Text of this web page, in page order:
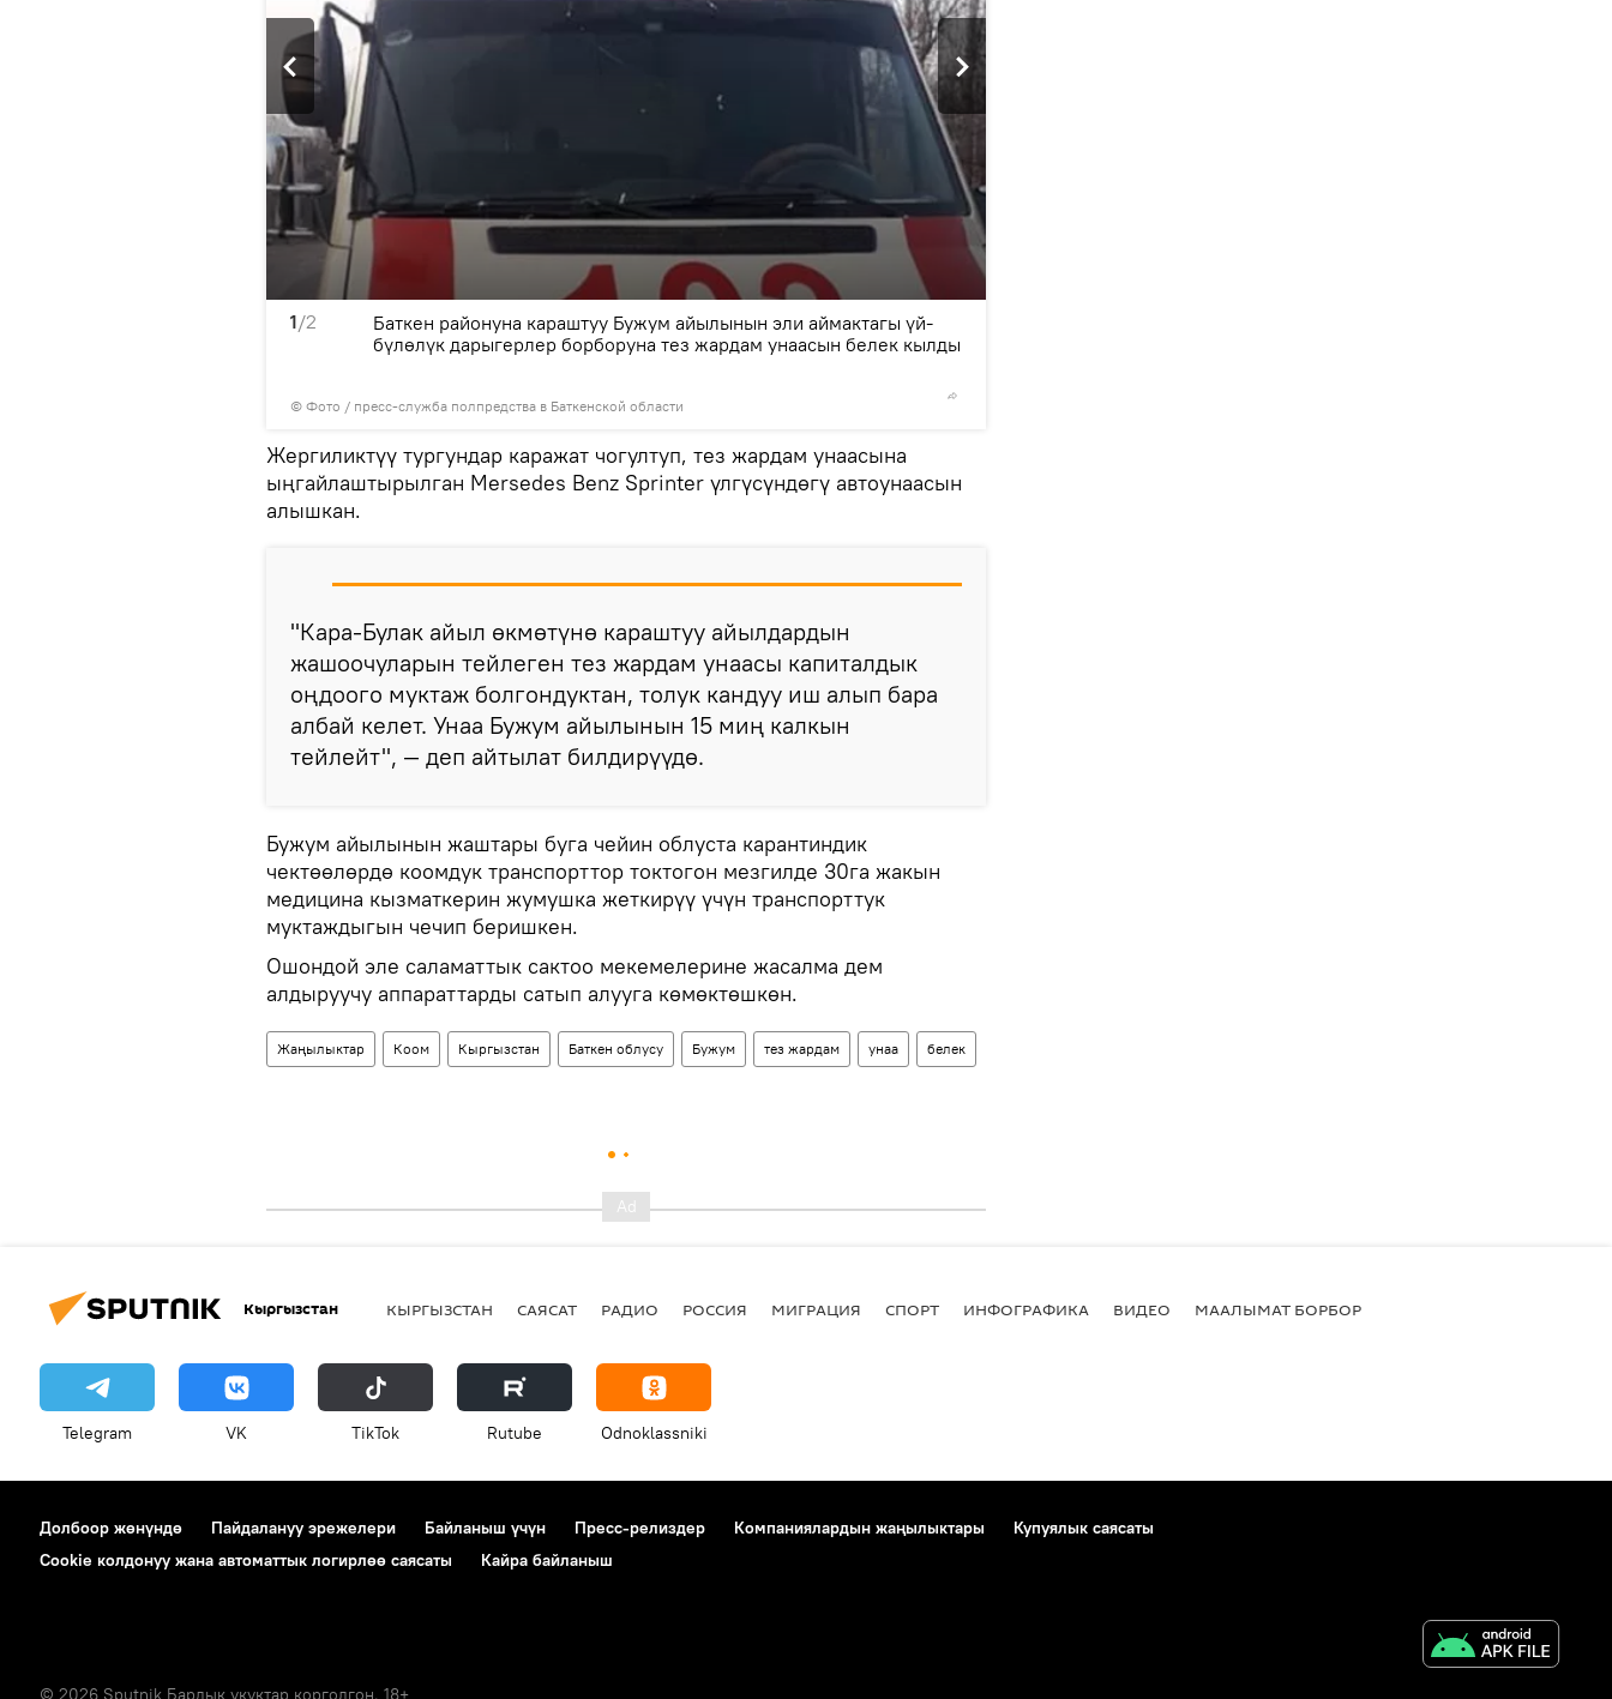
1/2
© Фото / пресс-служба полпредства в Баткенской области
Баткен районуна караштуу Бужум айылынын эли аймактагы үй-
бүлөлүк дарыгерлер борборуна тез жардам унаасын белек кылды
Жергиликтүү тургундар каражат чогултуп, тез жардам унаасына
ыңгайлаштырылган Mersedes Benz Sprinter үлгүсүндөгү автоунаасын
алышкан.
"Кара-Булак айыл өкмөтүнө караштуу айылдардын
жашоочуларын тейлеген тез жардам унаасы капиталдык
оңдоого муктаж болгондуктан, толук кандуу иш алып бара
албай келет. Унаа Бужум айылынын 15 миң калкын
тейлейт", — деп айтылат билдирүүдө.
Бужум айылынын жаштары буга чейин облуста карантиндик
чектөөлөрдө коомдук транспорттор токтогон мезгилде 30га жакын
медицина кызматкерин жумушка жеткирүү үчүн транспорттук
муктаждыгын чечип беришкен.
Ошондой эле саламаттык сактоо мекемелерине жасалма дем
алдыруучу аппараттарды сатып алууга көмөктөшкөн.
Жаңылыктар Коом Кыргызстан Баткен облусу Бужум тез жардам унаа белек
Кыргызстан КЫРГЫЗСТАН САЯСАТ РАДИО РОССИЯ МИГРАЦИЯ СПОРТ ИНФОГРАФИКА ВИДЕО МААЛЫМАТ БОРБОР
Telegram VK ТikТоk Rutube Odnoklassniki
Долбоор жөнүндө Пайдалануу эрежелери Байланыш үчүн Пресс-релиздер Компаниялардын жаңылыктары
Купуялык саясаты
Cookie колдонуу жана автоматтык логирлөө саясаты
Кайра байланыш
© 2026 Sputnik Бардык укуктар корголгон. 18+